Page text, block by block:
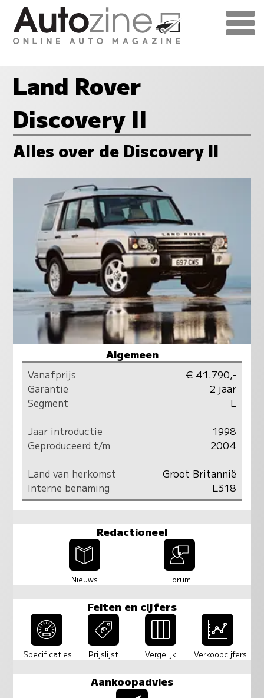
Land Rover
Discovery II
Alles over de Discovery II
Algemeen
Vanafprijs
€ 41.790,-
Garantie
2 jaar
Segment
L
Jaar introductie
1998
Geproduceerd t/m
2004
Land van herkomst
Groot Britannië
Interne benaming
L318
Redactioneel
Nieuws Forum
Feiten en cijfers
Specificaties Prijslijst Vergelijk Verkoopcijfers
Aankoopadvies